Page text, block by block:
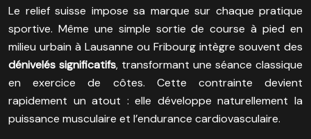
Le relief suisse impose sa marque sur chaque pratique
sportive. Même une simple sortie de course à pied en
milieu urbain à Lausanne ou Fribourg intègre souvent des
dénivelés significatifs, transformant une séance classique
en exercice de côtes. Cette contrainte devient
rapidement un atout : elle développe naturellement la
puissance musculaire et l’endurance cardiovasculaire.